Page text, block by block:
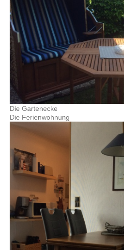
Die Gartenecke
Die Ferienwohnung